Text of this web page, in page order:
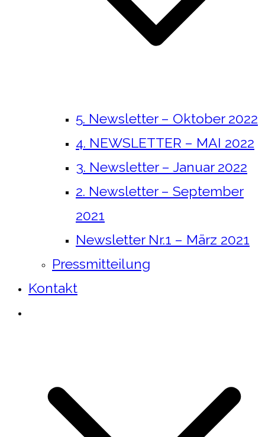
5. Newsletter – Oktober 2022
4. NEWSLETTER – MAI 2022
3. Newsletter – Januar 2022
2. Newsletter – September
2021
Newsletter Nr.1 – März 2021
Pressmitteilung
Kontakt